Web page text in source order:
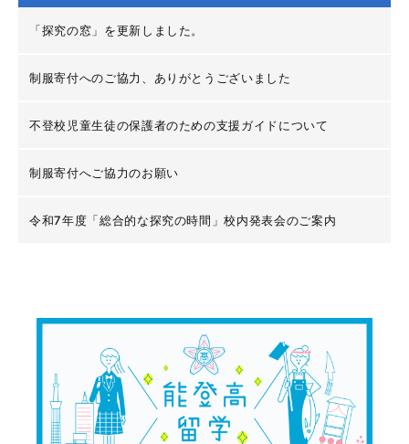
「探究の窓」を更新しました。
制服寄付へのご協力、ありがとうございました
不登校児童生徒の保護者のための支援ガイドについて
制服寄付へご協力のお願い
令和7年度「総合的な探究の時間」校内発表会のご案内